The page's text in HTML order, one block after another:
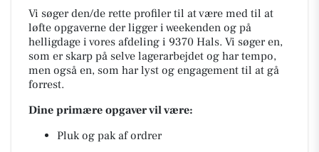
Vi søger den/de rette profiler til at være med til at
løfte opgaverne der ligger i weekenden og på
helligdage i vores afdeling i 9370 Hals. Vi søger en,
som er skarp på selve lagerarbejdet og har tempo,
men også en, som har lyst og engagement til at gå
forrest.
Dine primære opgaver vil være:
Pluk og pak af ordrer